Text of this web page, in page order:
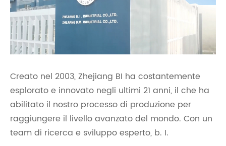
Creato nel 2003, Zhejiang BI ha costantemente
esplorato e innovato negli ultimi 21 anni, il che ha
abilitato il nostro processo di produzione per
raggiungere il livello avanzato del mondo. Con un
team di ricerca e sviluppo esperto, b. I.